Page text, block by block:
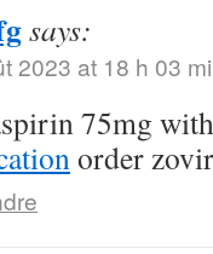
says:
2023 at 18 h 03
75mg
order